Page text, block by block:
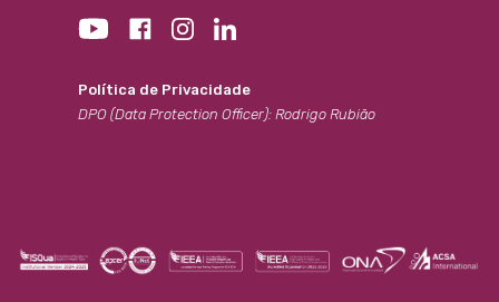
Política de Privacidade
DPO (Data Protection Officer): Rodrigo Rubião